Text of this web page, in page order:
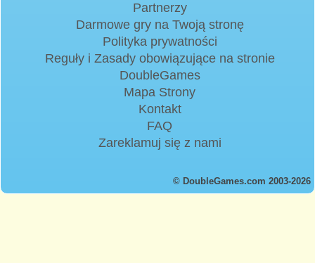
Partnerzy
Darmowe gry na Twoją stronę
Polityka prywatności
Reguły i Zasady obowiązujące na stronie
DoubleGames
Mapa Strony
Kontakt
FAQ
Zareklamuj się z nami
© DoubleGames.com 2003-2026